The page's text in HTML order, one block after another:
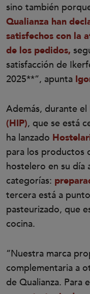
sino también
Qualianza han
satisfechos con la
de los pedidos,
satisfacción de
2025**”, apunta
Además, durante el
(HIP), que se está
ha lanzado
para los productos
hostelero en su día
categorías:
tercera está a
pasteurizado, que
cocina.
“Nuestra marca
complementaria a
de Qualianza. Para